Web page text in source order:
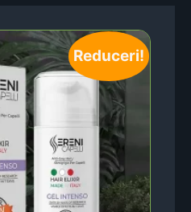
Reduceri!